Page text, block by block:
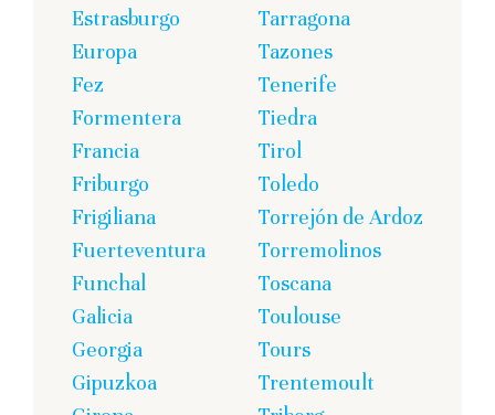
Estrasburgo
Europa
Fez
Formentera
Francia
Friburgo
Frigiliana
Fuerteventura
Funchal
Galicia
Georgia
Gipuzkoa
Tarragona
Tazones
Tenerife
Tiedra
Tirol
Toledo
Torrejón de Ardoz
Torremolinos
Toscana
Toulouse
Tours
Trentemoult